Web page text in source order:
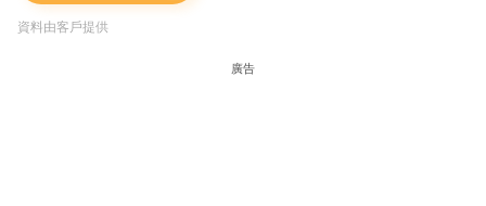
資料由客戶提供
廣告